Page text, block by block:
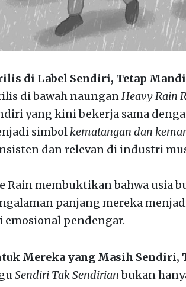
di Label Sendiri, Tetap
di bawah naunganHeavy Rain
yang kini bekerja sama
simbol kematangan dan
dan relevan di industri
Rain membuktikan bahwa usia
panjang mereka
emosional pendengar.
Mereka yang Masih Sendiri,
Sendiri Tak Sendirianbukan